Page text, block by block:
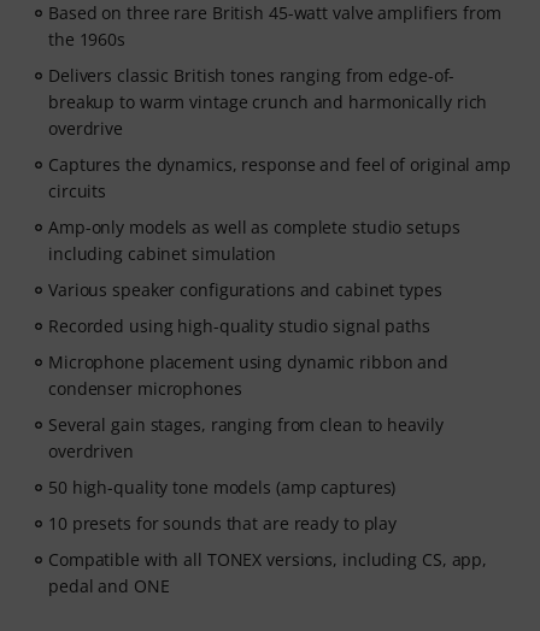
Based on three rare British 45-watt valve amplifiers from
the 1960s
Delivers classic British tones ranging from edge-of-
breakup to warm vintage crunch and harmonically rich
overdrive
Captures the dynamics, response and feel of original amp
circuits
Amp-only models as well as complete studio setups
including cabinet simulation
Various speaker configurations and cabinet types
Recorded using high-quality studio signal paths
Microphone placement using dynamic ribbon and
condenser microphones
Several gain stages, ranging from clean to heavily
overdriven
50 high-quality tone models (amp captures)
10 presets for sounds that are ready to play
Compatible with all TONEX versions, including CS, app,
pedal and ONE